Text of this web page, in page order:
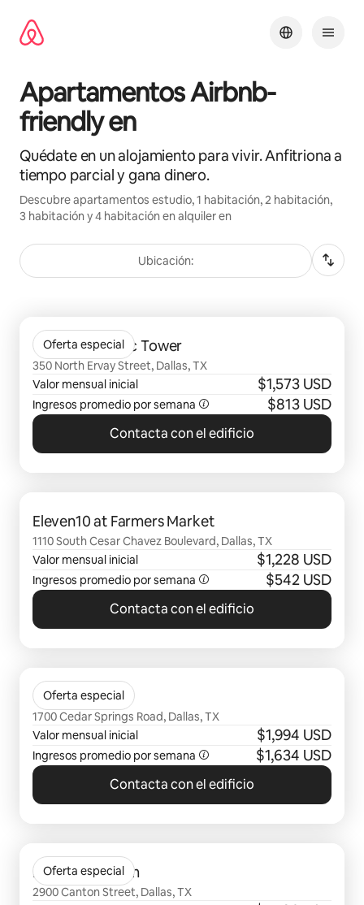
contenido
Apartamentos Airbnb-
friendly en
Quédate en un alojamiento para vivir. Anfitriona a
tiempo parcial y gana dinero.
Descubre apartamentos estudio, 1 habitación, 2 habitación,
3 habitación y 4 habitación en alquiler en
Ubicación:
Oferta especial
Gables Republic Tower
350 North Ervay Street, Dallas, TX
Valor mensual inicial
$1,573 USD
Ingresos promedio por semana $813 USD
Contacta con el edificio
Eleven10 at Farmers Market
1110 South Cesar Chavez Boulevard, Dallas, TX
Valor mensual inicial
$1,228 USD
Ingresos promedio por semana $542 USD
Contacta con el edificio
Oferta especial
Gables Park 17
1700 Cedar Springs Road, Dallas, TX
Valor mensual inicial
$1,994 USD
Ingresos promedio por semana $1,634 USD
Contacta con el edificio
Oferta especial
Indie Deep Ellum
2900 Canton Street, Dallas, TX